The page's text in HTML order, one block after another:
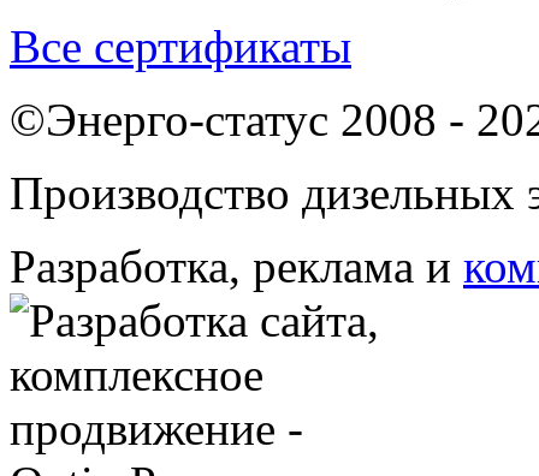
Все сертификаты
©Энерго-статус 2008 -
Производство дизельных
Разработка, реклама и